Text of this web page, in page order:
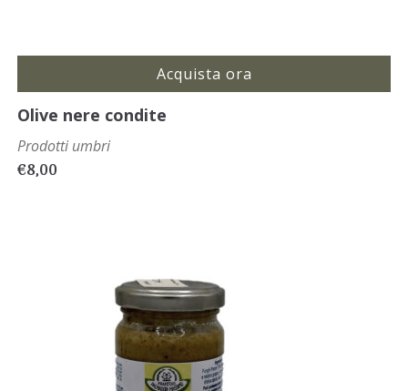
Acquista ora
Olive nere condite
Prodotti umbri
€8,00